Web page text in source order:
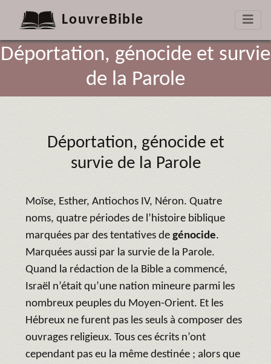
LouvreBible
Déportation, génocide et survie
de la Parole
Déportation, génocide et
survie de la Parole
Moïse, Esther, Antiochos IV, Néron. Quatre
noms, quatre périodes de l’histoire biblique
marquées par des tentatives de génocide.
Marquées aussi par la survie de la Parole.
Quand la rédaction de la Bible a commencé,
Israël n’était qu’une nation mineure parmi les
nombreux peuples du Moyen-Orient. Et les
Hébreux ne furent pas les seuls à composer des
ouvrages religieux. Tous ces écrits n’ont
cependant pas eu la même destinée ; alors que